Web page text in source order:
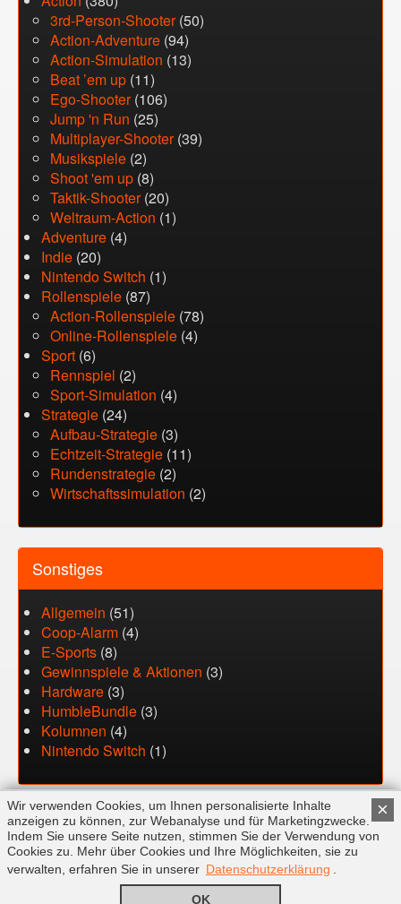
3rd-Person-Shooter(50)
Action-Adventure (94)
Action-Simulation (13)
Beat ’em up (11)
Ego-Shooter(106)
Jump 'n Run (25)
Multiplayer-Shooter(39)
Musikspiele (2)
Shoot 'em up (8)
Taktik-Shooter(20)
Weltraum-Action (1)
Adventure (4)
Indie (20)
Nintendo Switch (1)
Rollenspiele (87)
Action-Rollenspiele (78)
Online-Rollenspiele (4)
Sport (6)
Rennspiel (2)
Sport-Simulation (4)
Strategie (24)
Aufbau-Strategie (3)
Echtzeit-Strategie (11)
Rundenstrategie (2)
Wirtschaftssimulation (2)
Sonstiges
Allgemein (51)
Coop-Alarm (4)
E-Sports (8)
Gewinnspiele & Aktionen (3)
Hardware (3)
HumbleBundle (3)
Kolumnen (4)
Nintendo Switch (1)
FAQ Kontakt Impressum
Datenschutz
© Copyright 2026 by SwissXL GmbH. Alle Rechte vorbehalten.
×
Wir verwenden Cookies, um Ihnen personalisierte Inhalte
anzeigen zu können, zur Webanalyse und für Marketingzwecke.
Indem Sie unsere Seite nutzen, stimmen Sie der Verwendung von
Cookies zu. Mehr über Cookies und Ihre Möglichkeiten, sie zu
verwalten, erfahren Sie in unserer Datenschutzerklärung
OK